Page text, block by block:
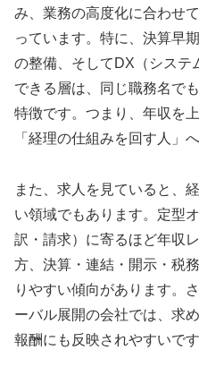
み、業務の高度化に合わせ
っています。特に、決算早
の整備、そしてDX（システ
できる層は、同じ職務名で
特徴です。つまり、年収を
「経理の仕組みを回す人」
また、求人を見ていると、
い領域でもあります。定型
訳・請求）に寄るほど年収
方、決算・連結・開示・税
りやすい傾向があります。
ーバル展開の会社では、求
報酬にも反映されやすいです